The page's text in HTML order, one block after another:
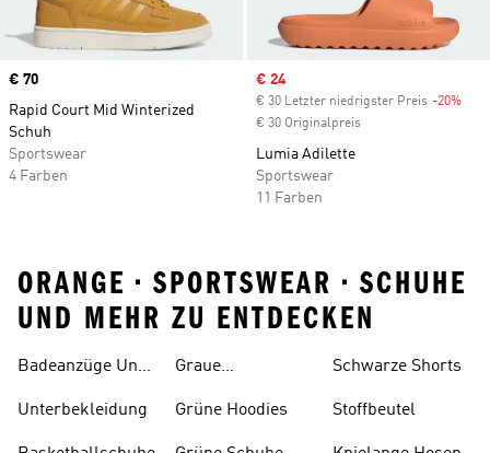
Price
€ 70
Rapid Court Mid Winterized
Schuh
Sportswear
4 Farben
Sale price
€ 24
€ 30 Letzter niedrigster Preis -20%
€ 30 Originalpreis
Lumia Adilette
Sportswear
11 Farben
ORANGE • SPORTSWEAR • SCHUHE
UND MEHR ZU ENTDECKEN
Badeanzüge Und
Unterbekleidung
Graue
Grüne Hoodies
Schwarze Shorts
Stoffbeutel